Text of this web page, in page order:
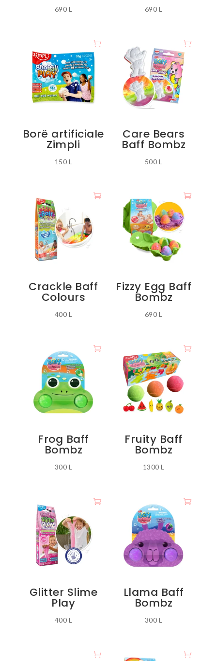
690 L 690 L
Borë artificiale
Zimpli
150 L
Care Bears
Baff Bombz
500 L
Crackle Baff
Colours
400 L
Fizzy Egg Baff
Bombz
690 L
Frog Baff
Bombz
300 L
Fruity Baff
Bombz
1300L
Glitter Slime
Play
400 L
Llama Baff
Bombz
300 L